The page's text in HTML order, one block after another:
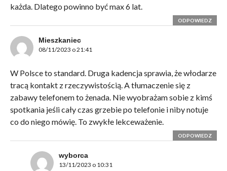
każda. Dlatego powinno być max 6 lat.
ODPOWIEDZ
Mieszkaniec
08/11/2023 o 21:41
W Polsce to standard. Druga kadencja sprawia, że włodarze
tracą kontakt z rzeczywistością. A tłumaczenie się z
zabawy telefonem to żenada. Nie wyobrażam sobie z kimś
spotkania jeśli cały czas grzebie po telefonie i niby notuje
co do niego mówię. To zwykłe lekceważenie.
ODPOWIEDZ
wyborca
13/11/2023 o 10:31